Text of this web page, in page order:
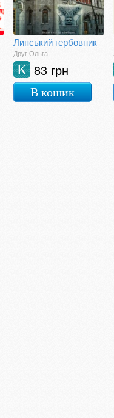
Липський гербовник
Друг Ольга
83 грн
К
В кошик